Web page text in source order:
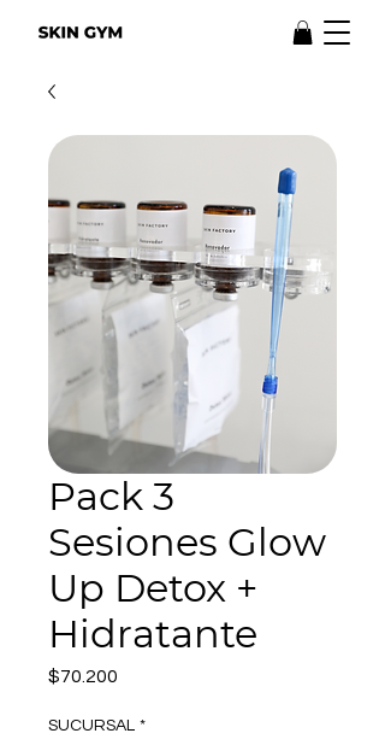
Pack 3
Sesiones Glow
Up Detox +
Hidratante
$70.200
SUCURSAL *